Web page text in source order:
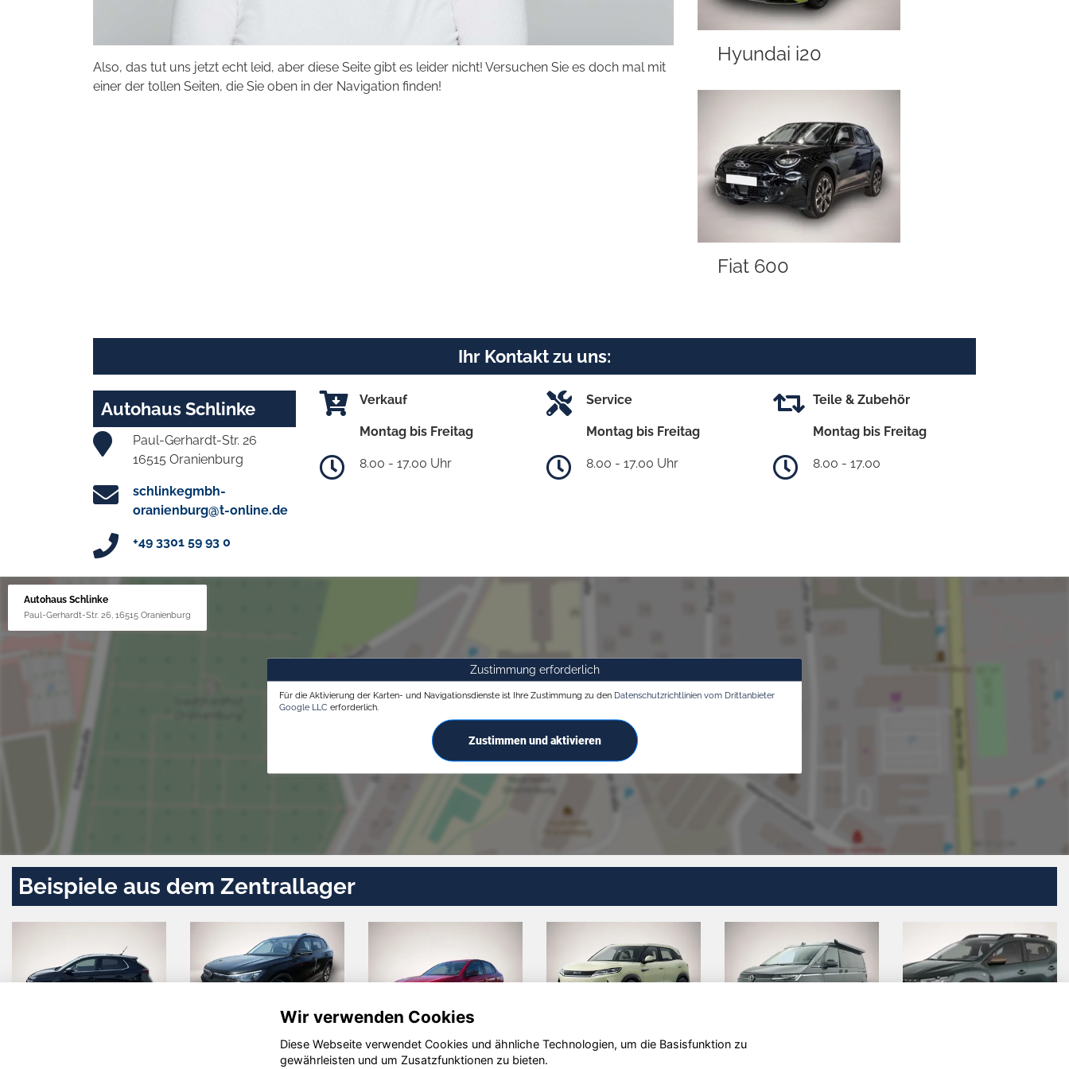
Also, das tut uns jetzt echt leid, aber diese Seite gibt es leider nicht! Versuchen Sie es doch mal mit
einer der tollen Seiten, die Sie oben in der Navigation finden!
Hyundai i20
Fiat 600
Ihr Kontakt zu uns:
Autohaus Schlinke
Paul-Gerhardt-Str. 26
16515 Oranienburg
schlinkegmbh-
oranienburg@t-online.de
+49 3301 59 93 0
Verkauf
Montag bis Freitag
8.00 - 17.00 Uhr
Service
Montag bis Freitag
8.00 - 17.00 Uhr
Teile & Zubehör
Montag bis Freitag
8.00 - 17.00
Autohaus Schlinke
Paul-Gerhardt-Str. 26, 16515 Oranienburg
Zustimmung erforderlich
Für die Aktivierung der Karten- und Navigationsdienste ist Ihre Zustimmung zu den Datenschutzrichtlinien vom Drittanbieter
Google LLC erforderlich.
Zustimmen und aktivieren
Beispiele aus dem Zentrallager
Volkswagen Dacia Opel Other
Wir verwenden Cookies
Diese Webseite verwendet Cookies und ähnliche Technologien, um die Basisfunktion zu
gewährleisten und um Zusatzfunktionen zu bieten.